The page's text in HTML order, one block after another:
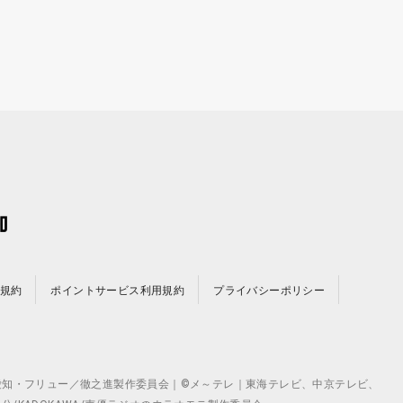
約 ポイントサービス利用規約 プライバシーポリシー
フリュー／徹之進製作委員会｜©メ～テレ｜東海テレビ、中京テレビ、